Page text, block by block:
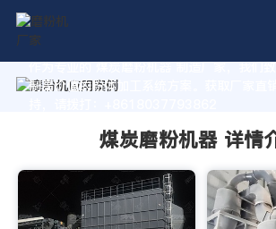
作为专业的 煤炭磨粉机器 制造厂家，我们
制高价值的粉体加工系统方案。获取厂家直
煤炭磨粉机器 详情